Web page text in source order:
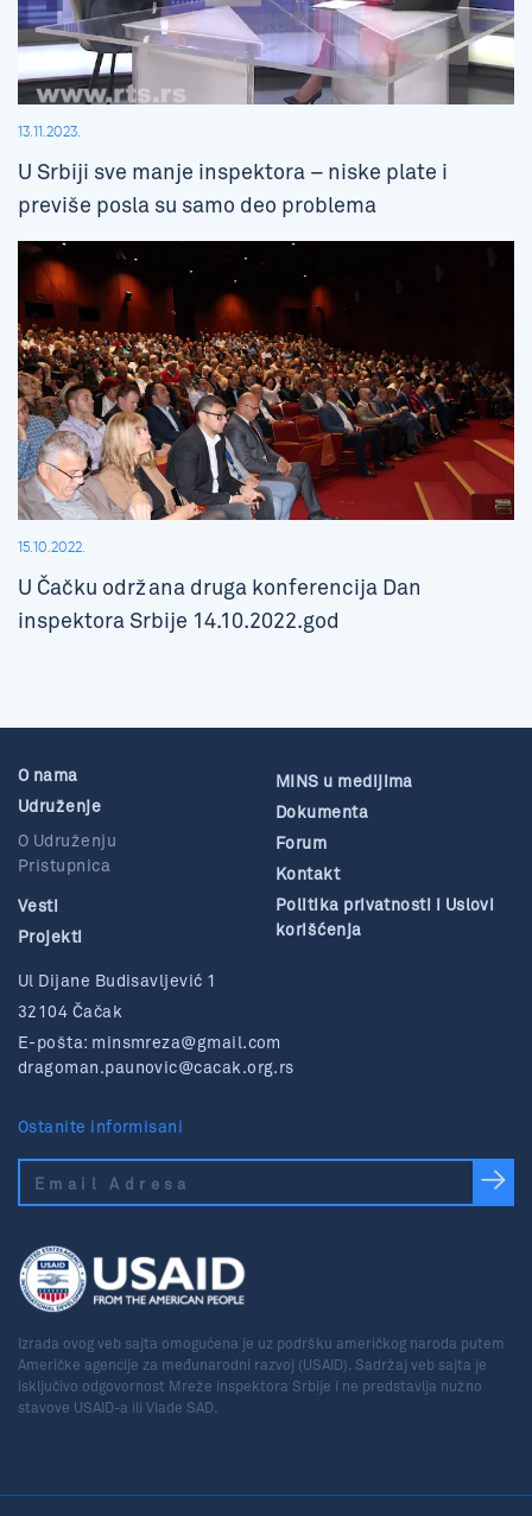
13.11.2023.
U Srbiji sve manje inspektora – niske plate i
previše posla su samo deo problema
15.10.2022.
U Čačku održana druga konferencija Dan
inspektora Srbije 14.10.2022.god
O nama
Udruženje
O Udruženju
Pristupnica
Vesti
Projekti
MINS u medijima
Dokumenta
Forum
Kontakt
Politika privatnosti i Uslovi
korišćenja
Ul Dijane Budisavljević 1
32104 Čačak
E-pošta: minsmreza@gmail.com
dragoman.paunovic@cacak.org.rs
Ostanite informisani
Izrada ovog veb sajta omogućena je uz podršku američkog naroda putem
Američke agencije za međunarodni razvoj (USAID). Sadržaj veb sajta je
isključivo odgovornost Mreže inspektora Srbije i ne predstavlja nužno
stavove USAID-a ili Vlade SAD.